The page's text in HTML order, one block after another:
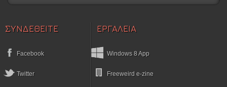
ΣΥΝΔΕΘΕΙΤΕ
Facebook
Twitter
ΕΡΓΑΛΕΙΑ
Windows 8 App
Freeweird e-zine